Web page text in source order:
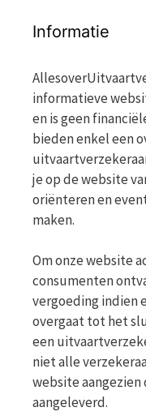
Informatie
informatieve
en is geen
bieden enkel een
je op de website
oriënteren en
maken.
Om onze website
consumenten
vergoeding indien
overgaat tot het
een
niet alle
website aangezien
aangeleverd.